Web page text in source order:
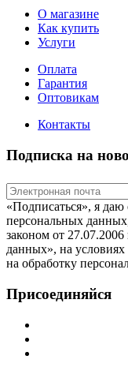
О магазине
Как купить
Услуги
Оплата
Гарантия
Оптовикам
Контакты
Подписка на
«Подписаться», я даю
персональных
законом от
данных», на
на обработку
Присоединяйся